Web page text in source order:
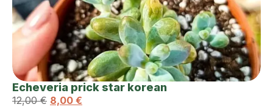
Echeveria prick star korean
12,00€ 8,00 €